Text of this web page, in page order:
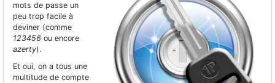
mots de passe un
peu trop facile à
deviner (comme
123456 ou encore
azerty).
Et oui, on a tous une
multitude de compte